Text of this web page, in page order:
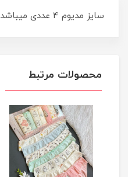
سایز مدیوم 4 عددی میباشد.
محصولات مرتبط